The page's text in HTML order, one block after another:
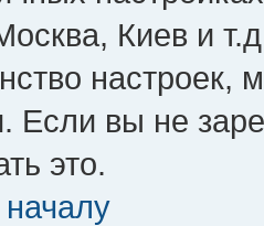
Киев и
настроек,
Если вы не
это.